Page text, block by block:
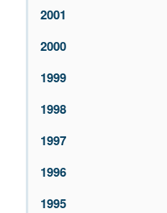
2001
2000
1999
1998
1997
1996
1995